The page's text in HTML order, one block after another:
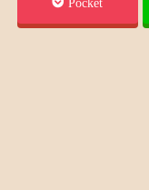
Pocket